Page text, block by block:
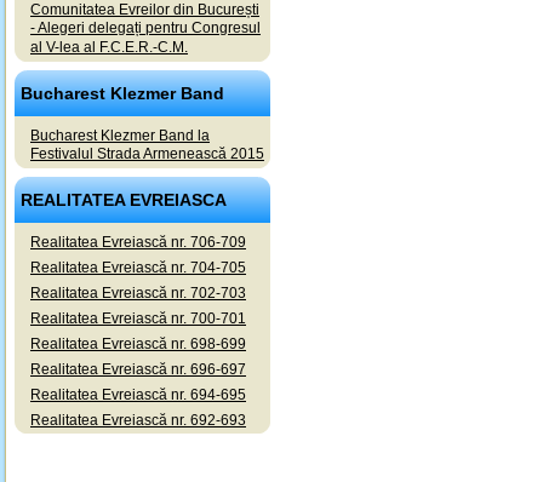
Comunitatea Evreilor din București
- Alegeri delegați pentru Congresul
al V-lea al F.C.E.R.-C.M.
Bucharest Klezmer Band
Bucharest Klezmer Band la
Festivalul Strada Armenească 2015
REALITATEA EVREIASCA
Realitatea Evreiască nr. 706-709
Realitatea Evreiască nr. 704-705
Realitatea Evreiască nr. 702-703
Realitatea Evreiască nr. 700-701
Realitatea Evreiască nr. 698-699
Realitatea Evreiască nr. 696-697
Realitatea Evreiască nr. 694-695
Realitatea Evreiască nr. 692-693